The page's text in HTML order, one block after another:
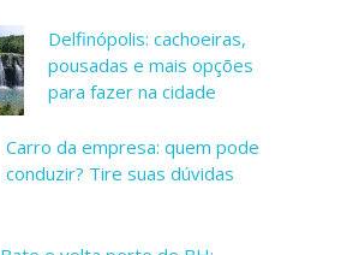
Delfinópolis: cachoeiras,
pousadas e mais opções
para fazer na cidade
Carro da empresa: quem pode
conduzir? Tire suas dúvidas